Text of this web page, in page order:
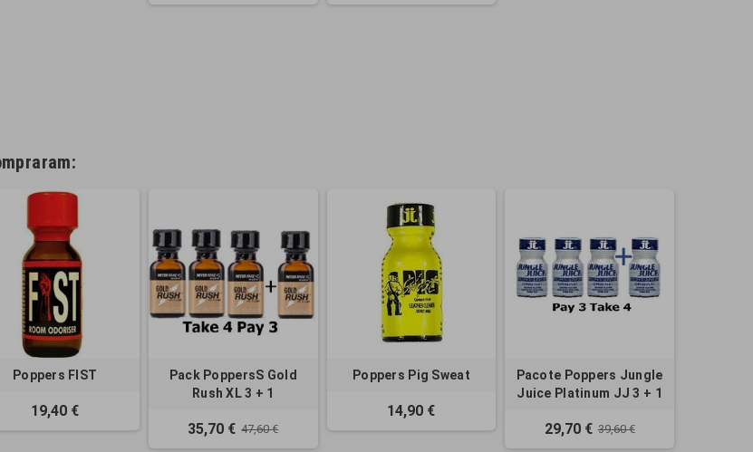
Poppers FIST
19,40 €
Pack PoppersS Gold
Rush XL 3 + 1
35,70 € 47,60 €
Poppers Pig Sweat
14,90 €
Pacote Poppers Jungle
Juice Platinum JJ 3 + 1
29,70 € 39,60 €